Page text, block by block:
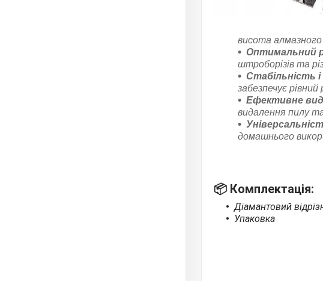
висота
Оптимальний
штроборізів та
Стабільність
забезпечує рівний
Ефективне
видалення пилу
домашнього
📦 Комплектація:
Діамантовий
Упаковка